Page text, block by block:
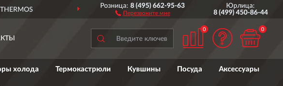
ДОСТАВИМ ПО ВСЕЙ РОССИИ
Розница:8 (495) 662-95-63
Перезвоните мне
Юрлица:
8 (499) 450-86-44
0 0
холода Термокастрюли Кувшины Посуда Аксессуары